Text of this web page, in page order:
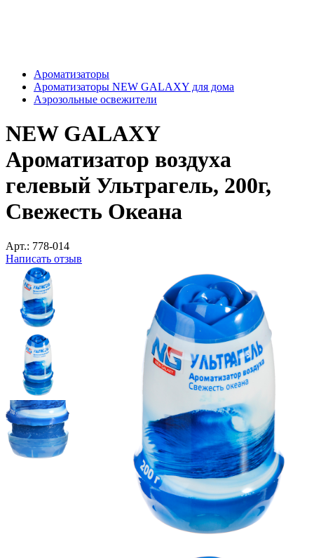
Ароматизаторы
Ароматизаторы NEW GALAXY для дома
Аэрозольные освежители
NEW GALAXY
Ароматизатор воздуха
гелевый Ультрагель, 200г,
Свежесть Океана
Арт.: 778-014
Написать отзыв